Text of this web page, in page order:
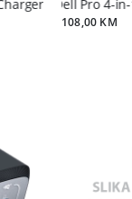
Ring sa
Dell Pro 4-
108,00 KM